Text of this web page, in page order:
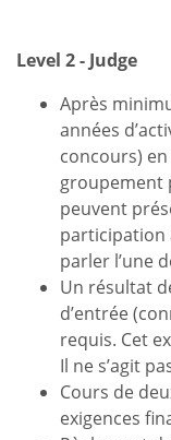
Level 2 - Judge
Après
années
concours)
groupement
peuvent
participation
parler l’une
Un résultat
d’entrée
requis. Cet
Il ne s’agit
Cours de
exigences